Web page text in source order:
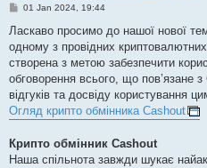
P
s
01 Jan 2024, 19:44
Ласкаво просимо до нашої нової
одному з провідних
створена з метою забезпечити
обговорення всього, що пов’язане
відгуків та досвіду користування
Огляд крипто обмінника Cashout
Крипто обмінник Cashout
Наша спільнота завжди шукає